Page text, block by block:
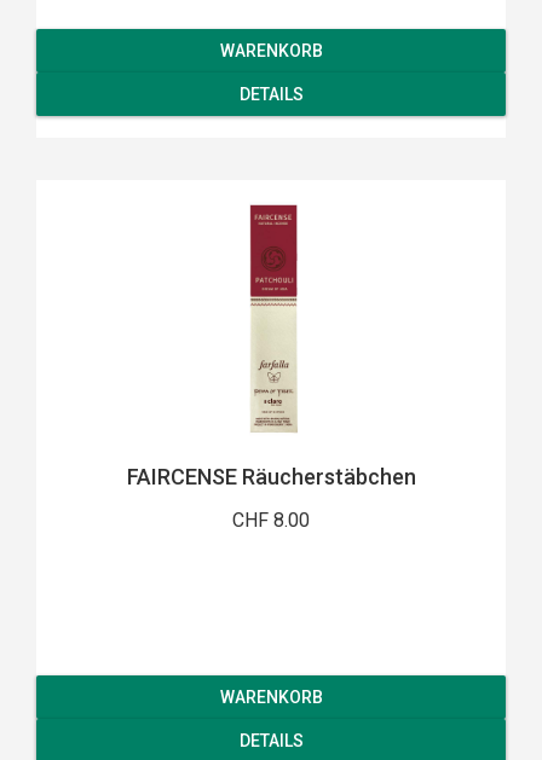
WARENKORB
DETAILS
FAIRCENSE Räucherstäbchen
CHF 8.00
WARENKORB
DETAILS